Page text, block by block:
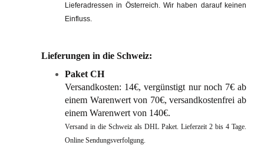
Lieferadressen in Österreich. Wir haben darauf keinen
Einfluss.
Lieferungen in die Schweiz:
Paket CH
Versandkosten: 14€, vergünstigt nur noch 7€ ab
einem Warenwert von 70€, versandkostenfrei ab
einem Warenwert von 140€.
Versand in die Schweiz als DHL Paket. Lieferzeit 2 bis 4 Tage.
Online Sendungsverfolgung.